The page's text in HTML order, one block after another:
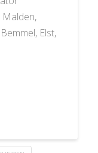
Malden,
Elst,